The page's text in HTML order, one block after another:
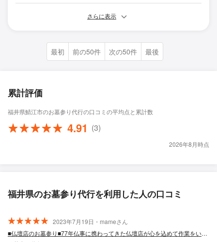
さらに表示
最初 前の50件 次の50件 最後
累計評価
福井県鯖江市のお墓参り代行の口コミの平均点と累計数
4.91 (3)
2026年8月時点
福井県のお墓参り代行を利用した人の口コミ
2023年7月19日・mameさん
■仏壇店のお墓参り■77年仏事に携わってきた仏壇店が心を込めて作業をいたします！